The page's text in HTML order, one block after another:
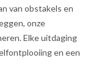
van obstakels en
onze
Elke uitdaging
en een